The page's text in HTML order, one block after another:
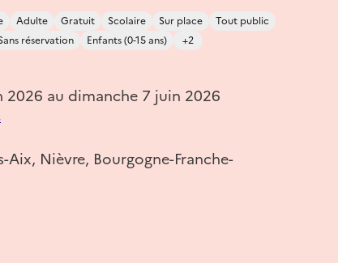
Adulte Gratuit Scolaire Sur place
Tout public
réservation Enfants (0-15 ans) +2
2026 au dimanche 7 juin 2026
Aix, Nièvre, Bourgogne-Franche-